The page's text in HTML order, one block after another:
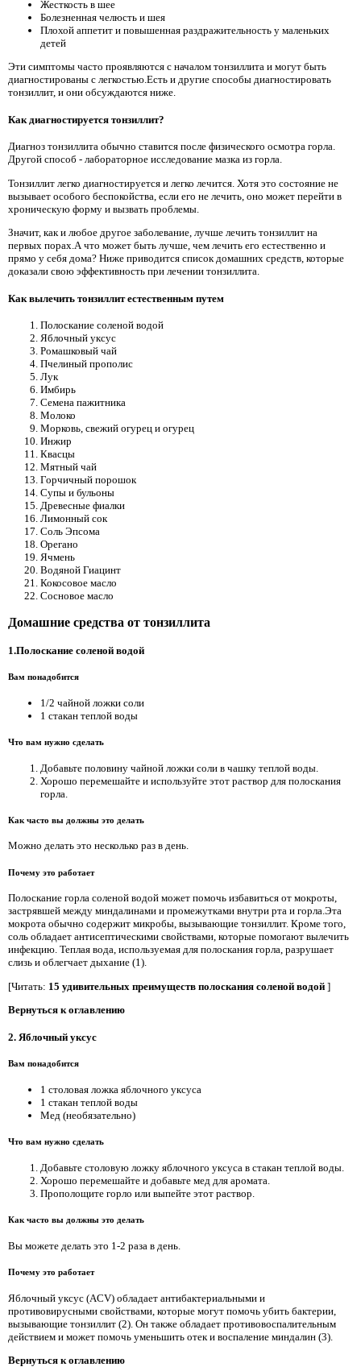
Жесткость в шее
Болезненная челюсть и шея
Плохой аппетит и повышенная раздражительность у маленьких
детей
Эти симптомы часто проявляются с началом тонзиллита и могут быть
диагностированы с легкостью.Есть и другие способы диагностировать
тонзиллит, и они обсуждаются ниже.
Как диагностируется тонзиллит?
Диагноз тонзиллита обычно ставится после физического осмотра горла.
Другой способ - лабораторное исследование мазка из горла.
Тонзиллит легко диагностируется и легко лечится. Хотя это состояние не
вызывает особого беспокойства, если его не лечить, оно может перейти в
хроническую форму и вызвать проблемы.
Значит, как и любое другое заболевание, лучше лечить тонзиллит на
первых порах.А что может быть лучше, чем лечить его естественно и
прямо у себя дома? Ниже приводится список домашних средств, которые
доказали свою эффективность при лечении тонзиллита.
Как вылечить тонзиллит естественным путем
Полоскание соленой водой
Яблочный уксус
Ромашковый чай
Пчелиный прополис
Лук
Имбирь
Семена пажитника
Молоко
Морковь, свежий огурец и огурец
Инжир
Квасцы
Мятный чай
Горчичный порошок
Супы и бульоны
Древесные фиалки
Лимонный сок
Соль Эпсома
Орегано
Ячмень
Водяной Гиацинт
Кокосовое масло
Сосновое масло
Домашние средства от тонзиллита
1.Полоскание соленой водой
Вам понадобится
1/2 чайной ложки соли
1 стакан теплой воды
Что вам нужно сделать
Добавьте половину чайной ложки соли в чашку теплой воды.
Хорошо перемешайте и используйте этот раствор для полоскания
горла.
Как часто вы должны это делать
Можно делать это несколько раз в день.
Почему это работает
Полоскание горла соленой водой может помочь избавиться от мокроты,
застрявшей между миндалинами и промежутками внутри рта и горла.Эта
мокрота обычно содержит микробы, вызывающие тонзиллит. Кроме того,
соль обладает антисептическими свойствами, которые помогают вылечить
инфекцию. Теплая вода, используемая для полоскания горла, разрушает
слизь и облегчает дыхание (1).
[Читать: 15 удивительных преимуществ полоскания соленой водой ]
Вернуться к оглавлению
2. Яблочный уксус
Вам понадобится
1 столовая ложка яблочного уксуса
1 стакан теплой воды
Мед (необязательно)
Что вам нужно сделать
Добавьте столовую ложку яблочного уксуса в стакан теплой воды.
Хорошо перемешайте и добавьте мед для аромата.
Прополощите горло или выпейте этот раствор.
Как часто вы должны это делать
Вы можете делать это 1-2 раза в день.
Почему это работает
Яблочный уксус (ACV) обладает антибактериальными и
противовирусными свойствами, которые могут помочь убить бактерии,
вызывающие тонзиллит (2). Он также обладает противовоспалительным
действием и может помочь уменьшить отек и воспаление миндалин (3).
Вернуться к оглавлению